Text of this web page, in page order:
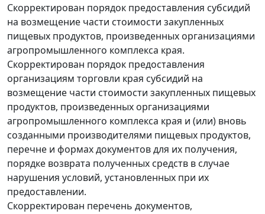
Скорректирован порядок предоставления субсидий
на возмещение части стоимости закупленных
пищевых продуктов, произведенных организациями
агропромышленного комплекса края.
Скорректирован порядок предоставления
организациям торговли края субсидий на
возмещение части стоимости закупленных пищевых
продуктов, произведенных организациями
агропромышленного комплекса края и (или) вновь
созданными производителями пищевых продуктов,
перечне и формах документов для их получения,
порядке возврата полученных средств в случае
нарушения условий, установленных при их
предоставлении.
Скорректирован перечень документов,